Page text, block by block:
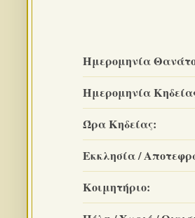
Ημερομηνία
Ημερομηνία
Ώρα Κηδείας:
Εκκλησία /
Κοιμητήριο: